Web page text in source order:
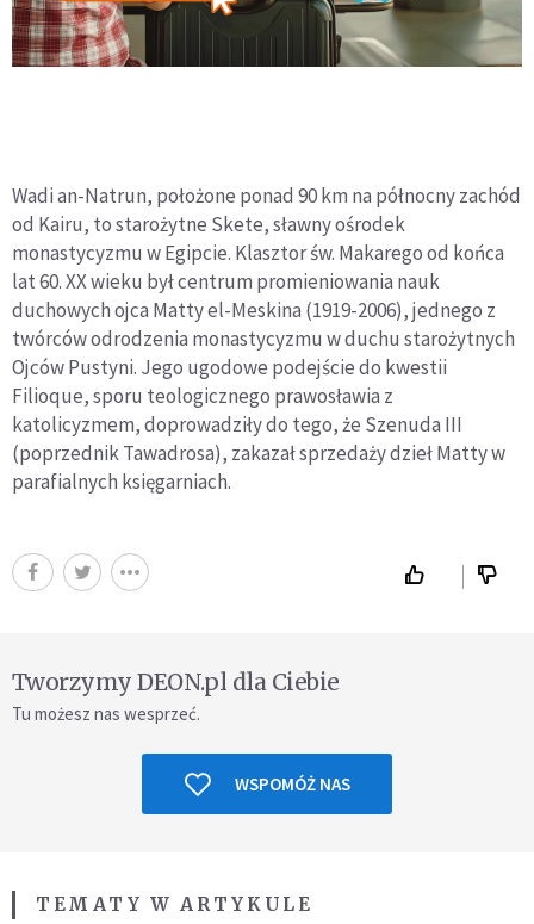
Wadi an-Natrun, położone ponad 90 km na północny zachód
od Kairu, to starożytne Skete, sławny ośrodek
monastycyzmu w Egipcie. Klasztor św. Makarego od końca
lat 60. XX wieku był centrum promieniowania nauk
duchowych ojca Matty el-Meskina (1919-2006), jednego z
twórców odrodzenia monastycyzmu w duchu starożytnych
Ojców Pustyni. Jego ugodowe podejście do kwestii
Filioque, sporu teologicznego prawosławia z
katolicyzmem, doprowadziły do tego, że Szenuda III
(poprzednik Tawadrosa), zakazał sprzedaży dzieł Matty w
parafialnych księgarniach.
Tworzymy DEON.pl dla Ciebie
Tu możesz nas wesprzeć.
WSPOMÓŻ NAS
TEMATY W ARTYKULE